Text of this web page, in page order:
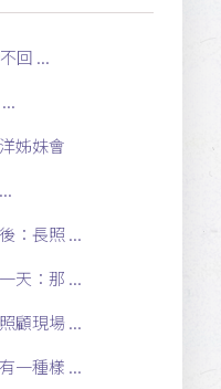
回 ...
姊妹會
：長照 ...
天：那 ...
顧現場 ...
一種樣 ...